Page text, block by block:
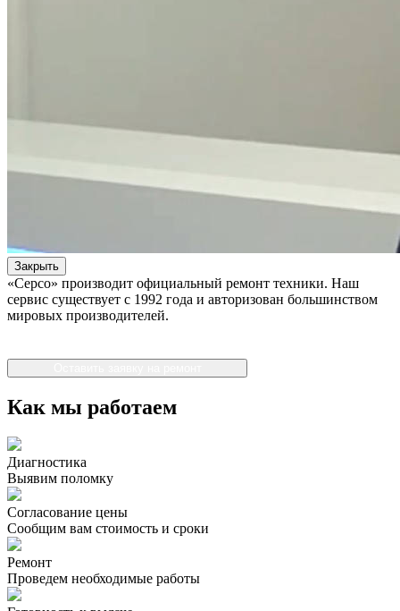
Закрыть
«Серсо» производит официальный ремонт техники. Наш
сервис существует с 1992 года и авторизован большинством
мировых производителей.
Как мы работаем
Диагностика
Выявим поломку
Согласование цены
Сообщим вам стоимость и сроки
Ремонт
Проведем необходимые работы